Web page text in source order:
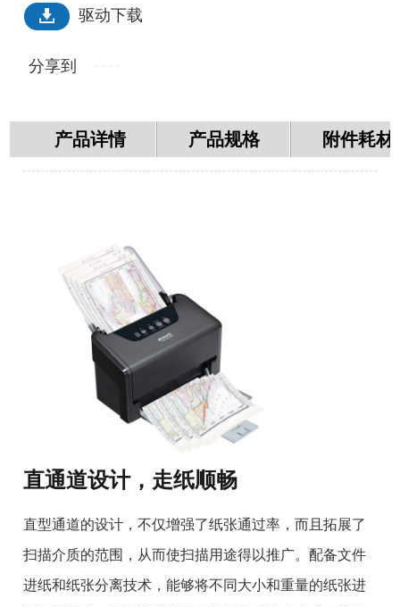
驱动下载
分享到
产品详情 产品规格 附件耗材
直通道设计，走纸顺畅
直型通道的设计，不仅增强了纸张通过率，而且拓展了
扫描介质的范围，从而使扫描用途得以推广。配备文件
进纸和纸张分离技术，能够将不同大小和重量的纸张进